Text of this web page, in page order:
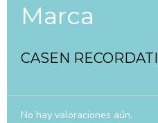
Marca
CASEN RECORDATI
No hay valoraciones aún.